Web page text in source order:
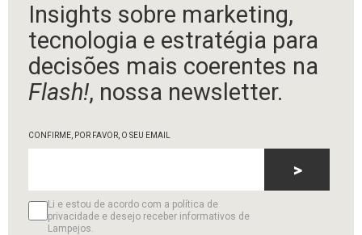
Insights sobre marketing,
tecnologia e estratégia para
decisões mais coerentes na
Flash!, nossa newsletter.
CONFIRME, POR FAVOR, O SEU EMAIL
Li e estou de acordo com a política de
privacidade e desejo receber informativos de
Lampejos.
>